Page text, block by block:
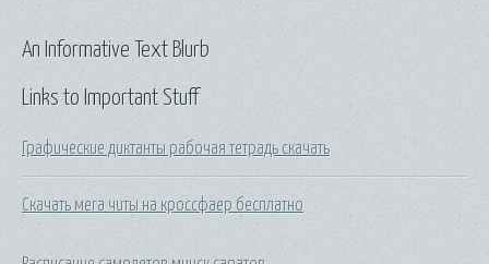
Links to Important Stuff
Графические диктанты рабочая тетрадь скачать
Скачать мега читы на кроссфаер бесплатно
An Informative Text Blurb